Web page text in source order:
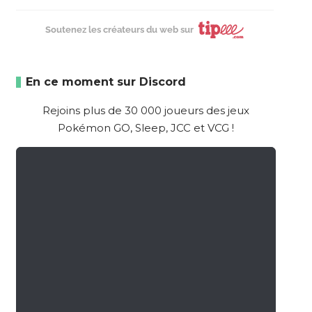
Soutenez les créateurs du web sur
En ce moment sur Discord
Rejoins plus de 30 000 joueurs des jeux
Pokémon GO, Sleep, JCC et VCG !